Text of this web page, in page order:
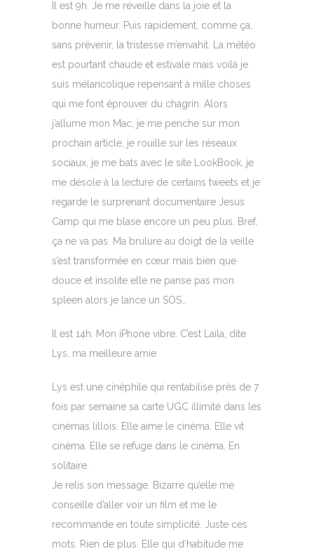
Il est 9h. Je me réveille dans la joie et la
bonne humeur. Puis rapidement, comme ça,
sans prévenir, la tristesse m’envahit. La météo
est pourtant chaude et estivale mais voilà je
suis mélancolique repensant à mille choses
qui me font éprouver du chagrin. Alors
j’allume mon Mac, je me penche sur mon
prochain article, je rouille sur les réseaux
sociaux, je me bats avec le site LookBook, je
me désole à la lecture de certains tweets et je
regarde le surprenant documentaire Jesus
Camp qui me blase encore un peu plus. Bref,
ça ne va pas. Ma brulure au doigt de la veille
s’est transformée en cœur mais bien que
douce et insolite elle ne panse pas mon
spleen alors je lance un SOS…
Il est 14h. Mon iPhone vibre. C’est Laila, dite
Lys, ma meilleure amie.
Lys est une cinéphile qui rentabilise près de 7
fois par semaine sa carte UGC illimité dans les
cinémas lillois. Elle aime le cinéma. Elle vit
cinéma. Elle se refuge dans le cinéma. En
solitaire.
Je relis son message. Bizarre qu’elle me
conseille d’aller voir un film et me le
recommande en toute simplicité. Juste ces
mots. Rien de plus. Elle qui d’habitude me